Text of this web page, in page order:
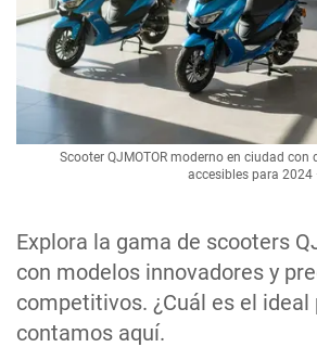
Explora la gama de scooters
con modelos innovadores y
competitivos. ¿Cuál es el ideal
contamos aquí.
Scooter QJMOTOR moderno en ciudad
accesibles para